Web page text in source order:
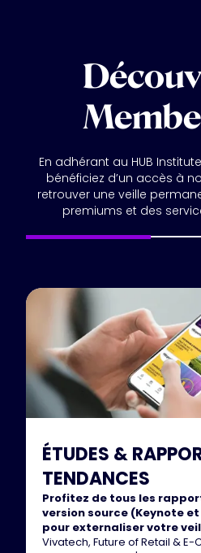
En adhérant au HUB
bénéficiez d’un accès à
retrouver une veille
premiums et des
ÉTUDES &
TENDANCES
Profitez de tous les
version source (Keynote et
pour externaliser votre
Vivatech, Future of Retail &